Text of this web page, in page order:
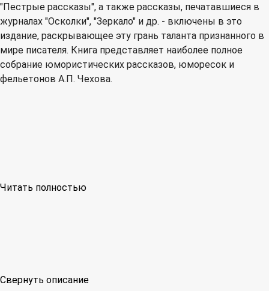
"Пестрые рассказы", а также рассказы, печатавшиеся в
журналах "Осколки", "Зеркало" и др. - включены в это
издание, раскрывающее эту грань таланта признанного в
мире писателя. Книга представляет наиболее полное
собрание юмористических рассказов, юморесок и
фельетонов А.П. Чехова.
Читать полностью
Свернуть описание